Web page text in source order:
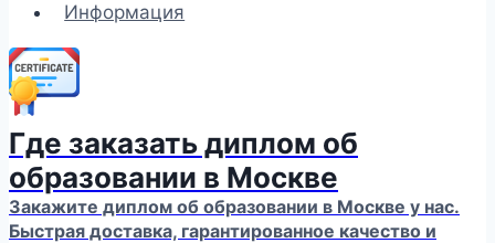
Информация
Где заказать диплом об
образовании в Москве
Закажите диплом об образовании в Москве у нас.
Быстрая доставка, гарантированное качество и